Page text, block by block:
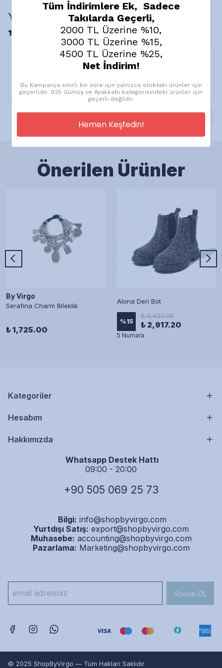
Yorumlar
1 değerlendirmeye göre
Satın Alınmış
Önerilen Ürünler
By Virgo
Serafina Charm Bileklik
₺ 1,725.00
Alona Deri Bot
%15
₺ 3,432.00
₺ 2,917.20
5 Numara
Kategoriler
Hesabım
Hakkımızda
Whatsapp Destek Hattı
09:00 - 20:00
+90 505 069 25 73
Bilgi: info@shopbyvirgo.com
Yurtdışı Satış: export@shopbyvirgo.com
Muhasebe: accounting@shopbyvirgo.com
Pazarlama: Marketing@shopbyvirgo.com
Abone OL
© 2025 ShopByVirgo — Tüm Hakları Saklıdır
Tüm İndirimlere Ek, Sadece
Takılarda Geçerli,
2000 TL Üzerine %10,
3000 TL Üzerine %15,
4500 TL Üzerine %25,
Net İndirim!
Bu Kampanya sınırlı bir süre için yalnızca stoktaki ürünler için
geçerlidir. 925 Gümüş ve Ayakkabı kategorisindeki ürünler için
geçerli değildir.
Hemen Keşfedin!